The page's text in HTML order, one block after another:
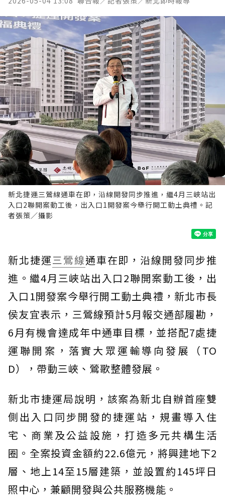
新北捷運三鶯線通車在即，沿線開發同步推進，繼4月三峽站出
入口2聯開案動工後，出入口1開發案今舉行開工動土典禮。記
者張策／攝影
新北捷運三鶯線通車在即，沿線開發同步推
進。繼4月三峽站出入口2聯開案動工後，出
入口1開發案今舉行開工動土典禮，新北市長
侯友宜表示，三鶯線預計5月報交通部履勘，
6月有機會達成年中通車目標，並搭配7處捷
運聯開案，落實大眾運輸導向發展（TO
D），帶動三峽、鶯歌整體發展。
新北市捷運局說明，該案為新北自辦首座雙
側出入口同步開發的捷運站，規畫導入住
宅、商業及公益設施，打造多元共構生活
圈。全案投資金額約22.6億元，將興建地下2
層、地上14至15層建築，並設置約145坪日
照中心，兼顧開發與公共服務機能。